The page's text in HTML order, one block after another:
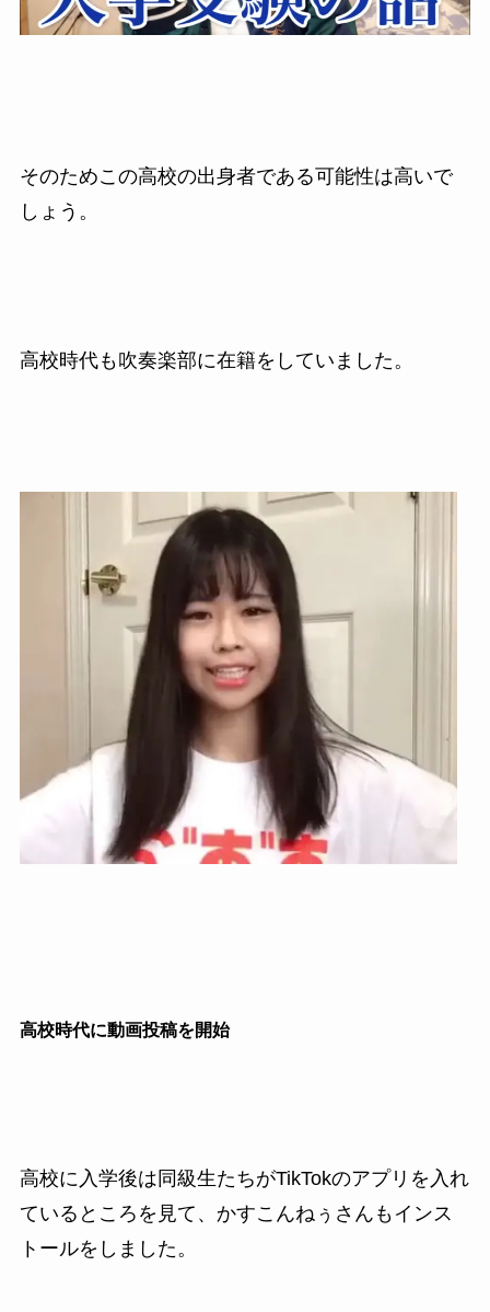
そのためこの高校の出身者である可能性は高いで
しょう。
高校時代も吹奏楽部に在籍をしていました。
高校時代に動画投稿を開始
高校に入学後は同級生たちがTikTokのアプリを入れ
ているところを見て、かすこんねぅさんもインス
トールをしました。